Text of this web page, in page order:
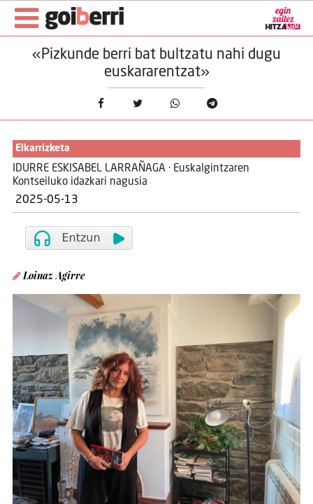
«Pizkunde berri bat bultzatu nahi dugu
euskararentzat»
Elkarrizketa
IDURRE ESKISABEL LARRAÑAGA · Euskalgintzaren
Kontseiluko idazkari nagusia
2025-05-13
Loinaz Agirre